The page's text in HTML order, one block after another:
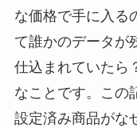
な価格で手に入る
て誰かのデータが
仕込まれていたら
なことです。この
設定済み商品がな